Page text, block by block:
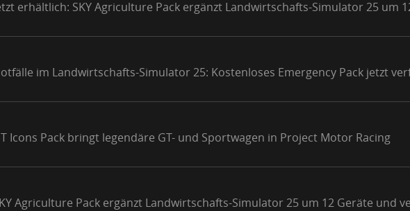
erhältlich: SKY Agriculture Pack ergänzt Landwirtschafts-Simulator 25 um
im Landwirtschafts-Simulator 25: Kostenloses Emergency Pack jetzt
Icons Pack bringt legendäre GT- und Sportwagen in Project Motor Racing
Agriculture Pack ergänzt Landwirtschafts-Simulator 25 um 12 Geräte und